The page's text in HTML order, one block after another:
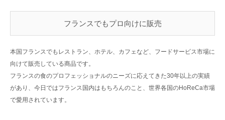
フランスでもプロ向けに販売
本国フランスでもレストラン、ホテル、カフェなど、フードサービス市場に
向けて販売している商品です。
フランスの食のプロフェッショナルのニーズに応えてきた30年以上の実績
があり、今日ではフランス国内はもちろんのこと、世界各国のHoReCa市場
で愛用されています。